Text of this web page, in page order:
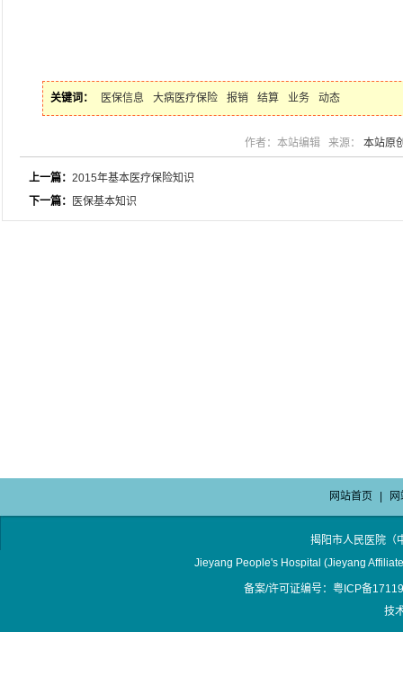
关键词： 医保信息 大病医疗保险 报销 结算 业务 动态
作者：本站编辑 来源： 本站原
上一篇：2015年基本医疗保险知识
下一篇：
医保基本知识
网站首页
揭阳市人民医院
Jieyang People's Hospital (Jieyang
备案/许可证编号：粤ICP备
技